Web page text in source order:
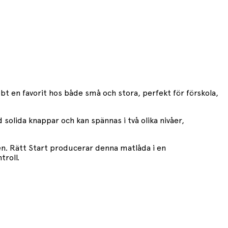
en favorit hos både små och stora, perfekt för förskola,
knappar och kan spännas i två olika nivåer,
Rätt Start producerar denna matlåda i en